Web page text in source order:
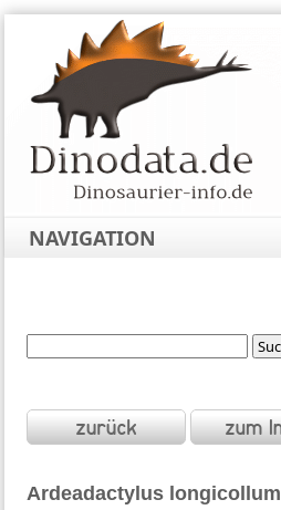
NAVIGATION
Ardeadactylus longicollum